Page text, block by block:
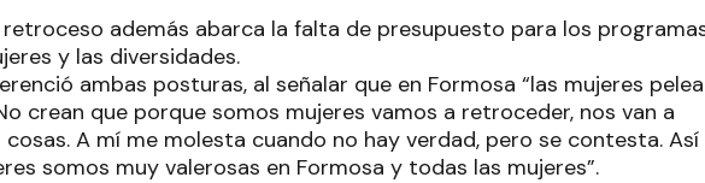
además abarca la falta de presupuesto para los
y las diversidades.
ambas posturas, al señalar que en Formosa “las mujeres
crean que porque somos mujeres vamos a retroceder, nos van a
A mí me molesta cuando no hay verdad, pero se contesta. Así
somos muy valerosas en Formosa y todas las mujeres”.